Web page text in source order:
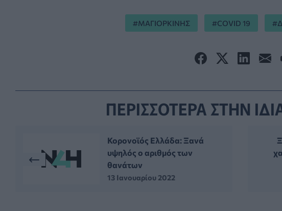
ΜΑΓΙΟΡΚΙΝΗΣ COVID 19
ΠΕΡΙΣΣΟΤΕΡΑ ΣΤΗΝ
Κορονοϊός Ελλάδα: Ξανά
υψηλός ο αριθμός των
θανάτων
13 Ιανουαρίου 2022